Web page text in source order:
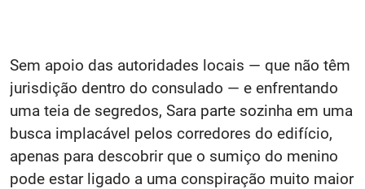
Sem apoio das autoridades locais — que não têm
jurisdição dentro do consulado — e enfrentando
uma teia de segredos, Sara parte sozinha em uma
busca implacável pelos corredores do edifício,
apenas para descobrir que o sumiço do menino
pode estar ligado a uma conspiração muito maior